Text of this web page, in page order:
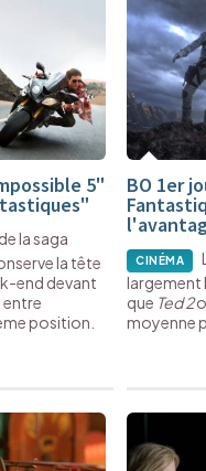
5"
la saga
la tête
end devant
position.
BO 1er
CINÉMA
largement
que Ted 2
moyenne